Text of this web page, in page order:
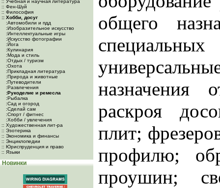
:: Учебная и научная литература
:: Фен-Шуй
:: Философия
:: Хобби, досуг
:Автомобили и пдд
:Изобразительное искусство
:Интеллектуальные игры
:Искусство фотографии
:Йога
:Кулинария
:Мода и стиль
:Отдых / туризм
:Охота
:Прикладная литература
:Природа и животные
:Путеводители
:Развлечения
:Рукоделие и ремесла
:Рыбалка
:Сад и огород
:Сделай сам
:Спорт / фитнес
:Хобби / увлечения
:: Художественная лит-ра
:: Эзотерика
:: Экономика и финансы
:: Энциклопедии
:: Юриспруденция и право
:: Языки
Новинки
общего
назначения
раскроя
плит;
профилю;
проушин;